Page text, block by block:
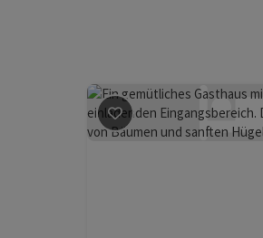
Beitrag merken: